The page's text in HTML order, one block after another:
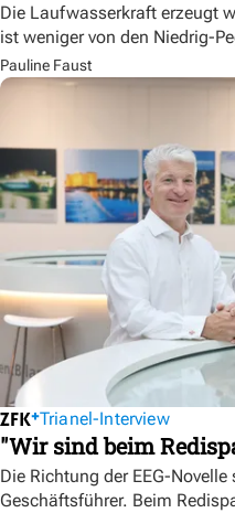
Die Laufwasserkraft erzeugt
ist weniger von den Niedrig-
Pauline Faust
Trianel-Interview
"Wir sind beim
Die Richtung der EEG-
Geschäftsführer. Beim